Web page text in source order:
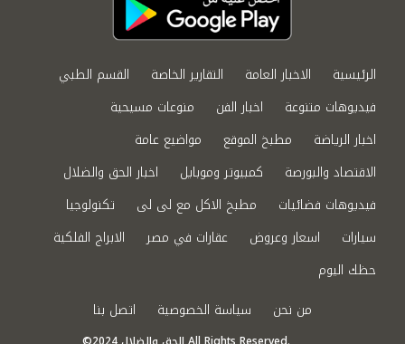
الرئيسية الاخبار العامة التقارير الخاصة
القسم الطبي
فيديوهات متنوعة
اخبار الفن
منوعات مسيحية
اخبار الرياضة
مطبخ الموقع
مواضيع عامة
الاقتصاد والبورصة
كمبيوتر وموبايل
اخبار الحق والضلال
فيديوهات فضائيات
مطبخ الاكل مع لى لى
تكنولوجيا
سيارات
اسعار وعروض عقارات في مصر
الابراج الفلكية
حظك اليوم
من نحن
سياسة الخصوصية اتصل بنا